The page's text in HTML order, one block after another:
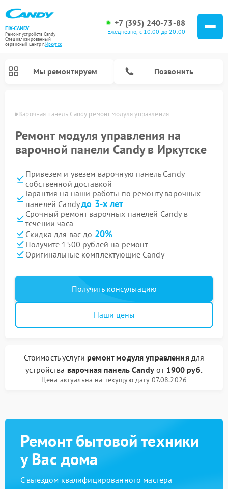
FIX-CANDY
Ремонт устройств Candy
Специализированный
cервисный центр г.Иркутск
+7 (395) 240-73-88
Ежедневно, с 10:00 до 20:00
Мы ремонтируем Позвонить
Варочная панель Candy ремонт модуля управления
Ремонт модуля управления на
варочной панели Candy в Иркутске
Привезем и увезем варочную панель Candy
собственной доставкой
Гарантия на наши работы по ремонту варочных
панелей Candyдо 3-х лет
Срочный ремонт варочных панелей Candy в
течении часа
Скидка для вас до 20%
Получите 1500 рублей на ремонт
Оригинальные комплектующие Candy
Получить консультацию
Наши цены
Стоимость услуги ремонт модуля управлениядля
устройства варочная панель Candyот 1900 руб.
Цена актуальна на текущую дату 07.08.2026
Ремонт бытовой техники
у Вас дома
С выездом квалифицированного мастера